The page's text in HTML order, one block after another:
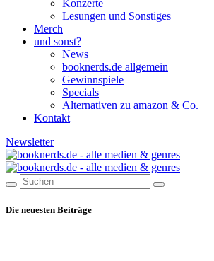
Konzerte
Lesungen und Sonstiges
Merch
und sonst?
News
booknerds.de allgemein
Gewinnspiele
Specials
Alternativen zu amazon & Co.
Kontakt
Newsletter
Die neuesten Beiträge